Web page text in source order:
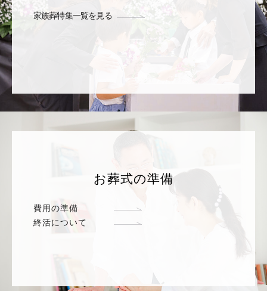
家族葬特集一覧を見る
お葬式の準備
費用の準備
終活について